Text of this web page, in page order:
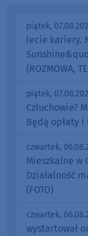
piątek,
lecie kariery.
(ROZMOWA,
piątek,
Człuchowie?
Będą opłaty
czwartek,
Mieszkalne w
Działalność
(FOTO)
czwartek,
wystartował